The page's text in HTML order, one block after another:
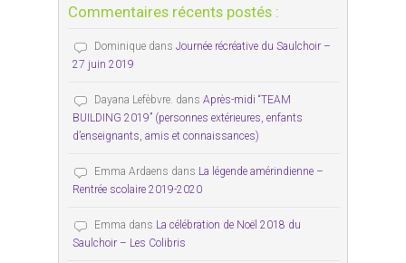
Commentaires récents postés :
Dominique dans Journée récréative du Saulchoir –
27 juin 2019
Dayana Lefèbvre. dans Après-midi “TEAM
BUILDING 2019” (personnes extérieures, enfants
d’enseignants, amis et connaissances)
Emma Ardaens dans La légende amérindienne –
Rentrée scolaire 2019-2020
Emma dans La célébration de Noël 2018 du
Saulchoir – Les Colibris